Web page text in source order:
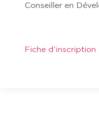
Conseiller en
Fiche